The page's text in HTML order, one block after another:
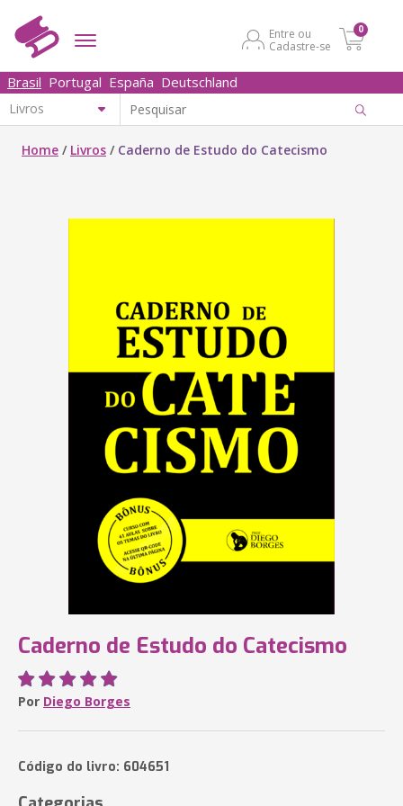
Entre ou
Cadastre-se
0
Brasil Portugal España Deutschland
Home / Livros / Caderno de Estudo do Catecismo
Caderno de Estudo do Catecismo
Por Diego Borges
Código do livro: 604651